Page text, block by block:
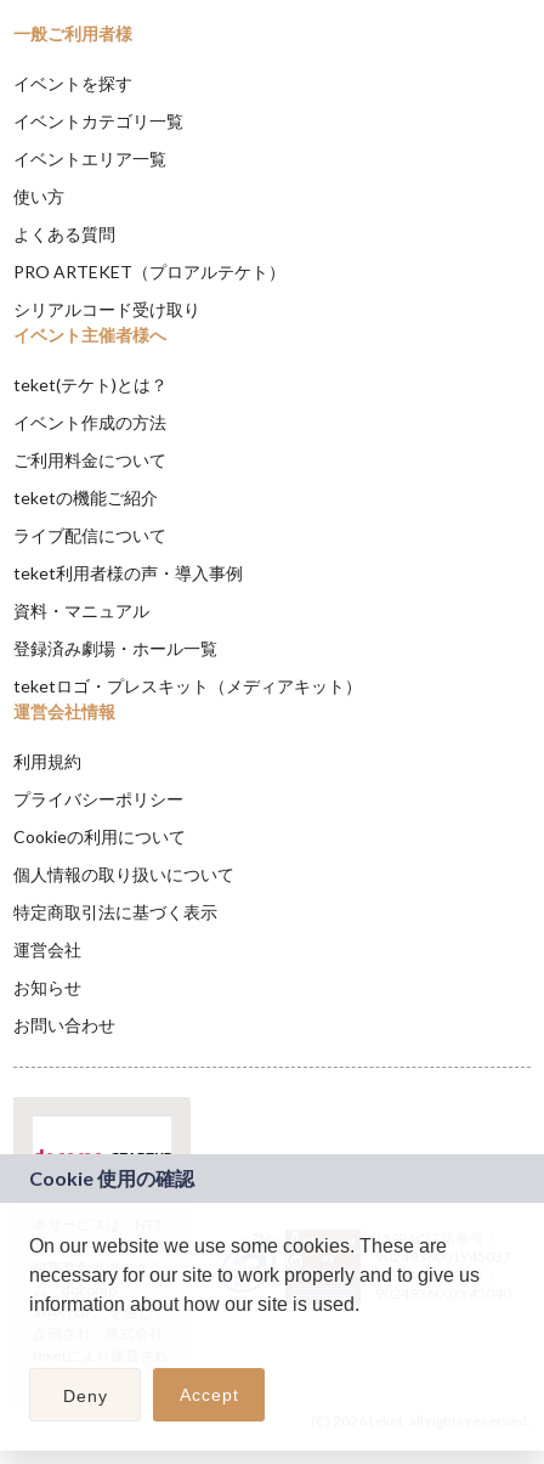
一般ご利用者様
イベントを探す
イベントカテゴリ一覧
イベントエリア一覧
使い方
よくある質問
PRO ARTEKET（プロアルテケト）
シリアルコード受け取り
イベント主催者様へ
teket(テケト)とは？
イベント作成の方法
ご利用料金について
teketの機能ご紹介
ライブ配信について
teket利用者様の声・導入事例
資料・マニュアル
登録済み劇場・ホール一覧
teketロゴ・プレスキット（メディアキット）
運営会社情報
利用規約
プライバシーポリシー
Cookieの利用について
個人情報の取り扱いについて
特定商取引法に基づく表示
運営会社
お知らせ
お問い合わせ
ドコモグループの新
規事業創出プログラ
ム「docomo
STARTUP」を通じて
JASRAC許諾番号：
9024936001Y45037
JASRAC許諾番号：
On our website we use some cookies. These are
necessary for our site to work properly and to give us
information about how our site is used.
Deny Accept